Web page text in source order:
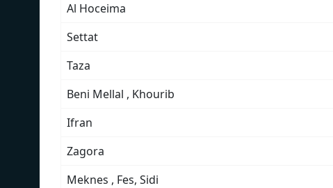
Al Hoceima
Settat
Taza
Beni Mellal , Khourib
Ifran
Zagora
Meknes , Fes, Sidi